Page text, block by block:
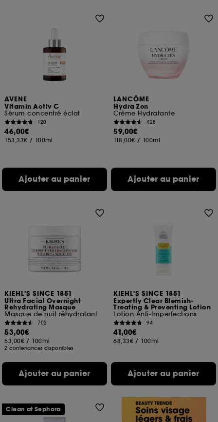
AVENE
Vitamin Activ C
Sérum concentré éclat
120
46,00€
153,33€ / 100ml
Ajouter au panier
LANCÔME
Hydra Zen
Crème Hydratante
428
59,00€
118,00€ / 100ml
Ajouter au panier
KIEHL'S SINCE 1851
Ultra Facial Overnight
Rehydrating Masque
Masque de nuit réhydratant
702
53,00€
53,00€ / 100ml
2 contenances disponibles
Ajouter au panier
KIEHL'S SINCE 1851
Expertly Clear Blemish-
Treating & Preventing Lotion
Lotion Anti-Imperfections
94
41,00€
68,33€ / 100ml
Ajouter au panier
Clean at Sephora